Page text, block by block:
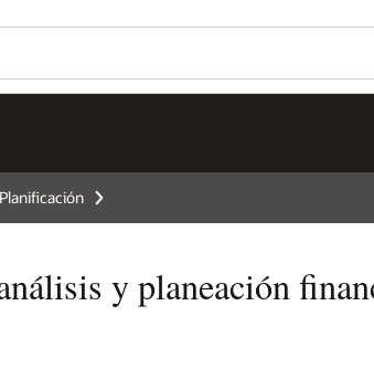
Planificación
y planeación